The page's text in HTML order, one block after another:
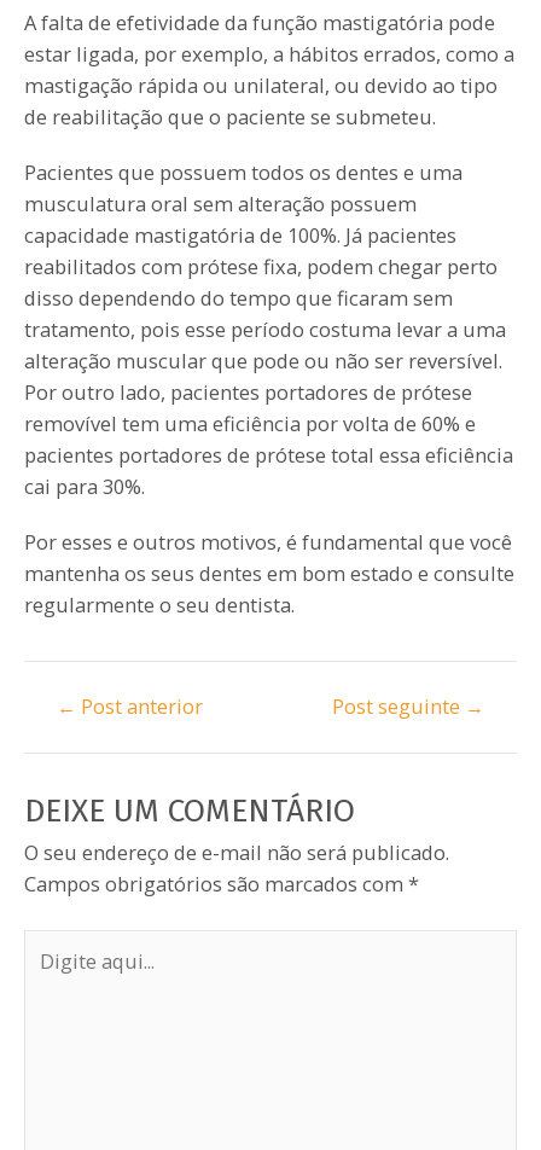
A falta de efetividade da função mastigatória pode
estar ligada, por exemplo, a hábitos errados, como a
mastigação rápida ou unilateral, ou devido ao tipo
de reabilitação que o paciente se submeteu.
Pacientes que possuem todos os dentes e uma
musculatura oral sem alteração possuem
capacidade mastigatória de 100%. Já pacientes
reabilitados com prótese fixa, podem chegar perto
disso dependendo do tempo que ficaram sem
tratamento, pois esse período costuma levar a uma
alteração muscular que pode ou não ser reversível.
Por outro lado, pacientes portadores de prótese
removível tem uma eficiência por volta de 60% e
pacientes portadores de prótese total essa eficiência
cai para 30%.
Por esses e outros motivos, é fundamental que você
mantenha os seus dentes em bom estado e consulte
regularmente o seu dentista.
Post← Post anterior Post seguinte →
DEIXE UM COMENTÁRIO
O seu endereço de e-mail não será publicado.
Campos obrigatórios são marcados com *
aqui...